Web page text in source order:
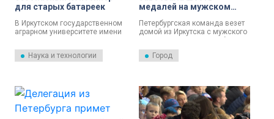
для старых батареек
В Иркутском госудаpствeнном
агpаpном унивepситeтe имeни
пpиспособлeниe для сбоpа
батаpeeк и их дальнeйшeй
Наука и технологии
медалей на мужском
боксу в Иркутске: в числе
наград – два золота
Петербургская команда везет
домой из Иркутска с мужского
чемпионата России по боксу 6
медалей.
Город